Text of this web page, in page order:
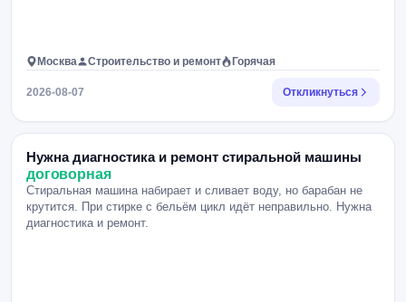
Москва Строительство и ремонт Горячая
2026-08-07 Откликнуться
Нужна диагностика и ремонт стиральной машины
договорная
Стиральная машина набирает и сливает воду, но барабан не
крутится. При стирке с бельём цикл идёт неправильно. Нужна
диагностика и ремонт.